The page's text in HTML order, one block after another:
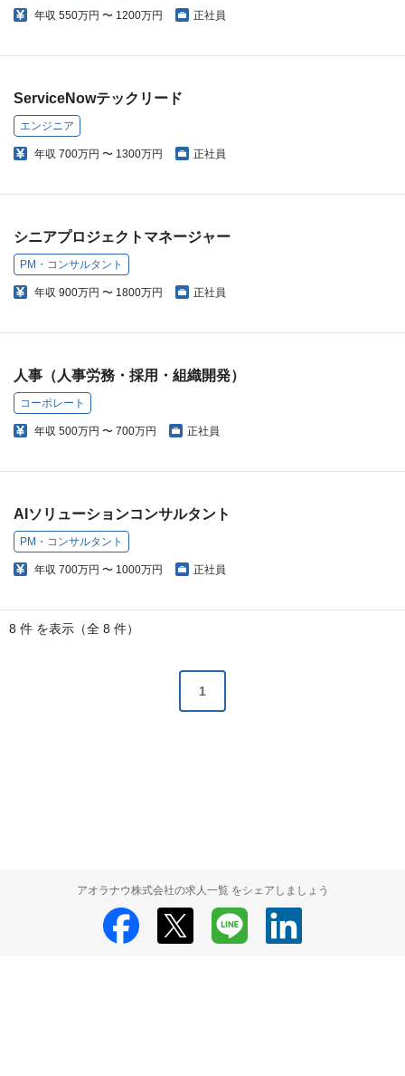
年収 550万円 〜 1200万円 正社員
ServiceNowテックリード
エンジニア
年収 700万円 〜 1300万円 正社員
シニアプロジェクトマネージャー
PM・コンサルタント
年収 900万円 〜 1800万円 正社員
人事（人事労務・採用・組織開発）
コーポレート
年収 500万円 〜 700万円 正社員
AIソリューションコンサルタント
PM・コンサルタント
年収 700万円 〜 1000万円 正社員
8 件 を表示（全 8 件）
1
アオラナウ株式会社の求人一覧 をシェアしましょう